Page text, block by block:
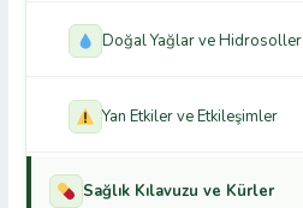
Doğal Yağlar ve Hidrosoller
Yan Etkiler ve Etkileşimler
Sağlık Kılavuzu ve Kürler